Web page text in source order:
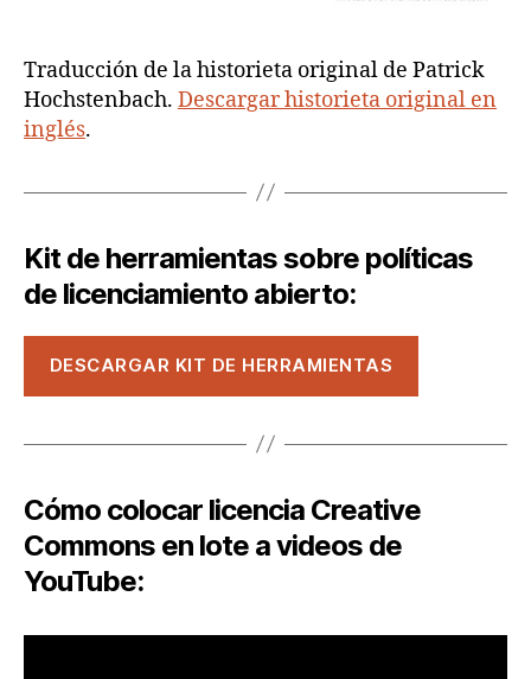
Traducción de la historieta original de Patrick
Hochstenbach. Descargar historieta original en
inglés.
Kit de herramientas sobre políticas
de licenciamiento abierto:
DESCARGAR KIT DE HERRAMIENTAS
Cómo colocar licencia Creative
Commons en lote a videos de
YouTube: